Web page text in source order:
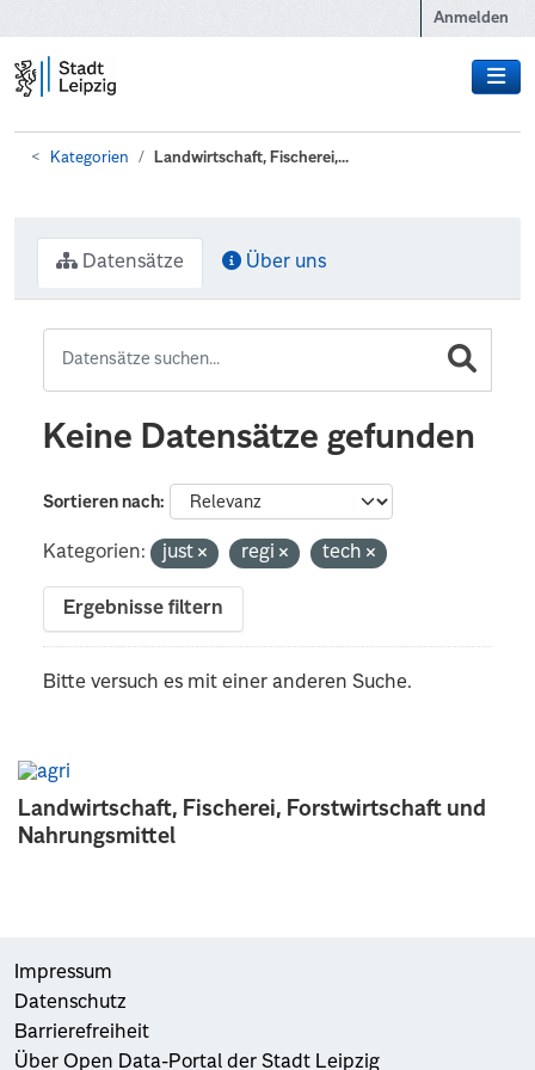
Anmelden
Kategorien Landwirtschaft, Fischerei,...
Landwirtschaft, Fischerei, Forstwirtschaft und
Nahrungsmittel
Datensätze Über uns
Keine Datensätze gefunden
Sortieren nach
Kategorien: just regi tech
Ergebnisse filtern
Bitte versuch es mit einer anderen Suche.
Impressum
Datenschutz
Barrierefreiheit
Über Open Data-Portal der Stadt Leipzig